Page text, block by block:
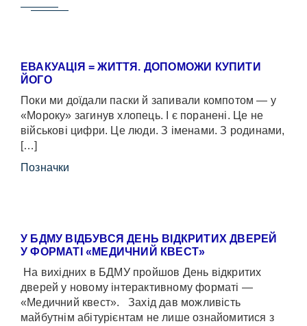
ЕВАКУАЦІЯ = ЖИТТЯ. ДОПОМОЖИ КУПИТИ
ЙОГО
Поки ми доїдали паски й запивали компотом — у
«Мороку» загинув хлопець. І є поранені. Це не
військові цифри. Це люди. З іменами. З родинами,
[…]
Позначки
У БДМУ ВІДБУВСЯ ДЕНЬ ВІДКРИТИХ ДВЕРЕЙ
У ФОРМАТІ «МЕДИЧНИЙ КВЕСТ»
На вихідних в БДМУ пройшов День відкритих
дверей у новому інтерактивному форматі —
«Медичний квест». Захід дав можливість
майбутнім абітурієнтам не лише ознайомитися з